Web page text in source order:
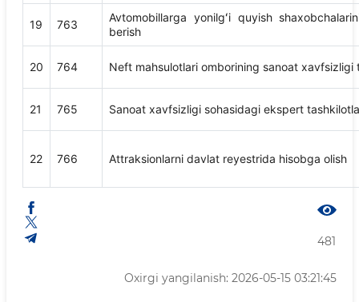
19 763
Avtomobillarga yonilgʻi quyish
berish
20 764 Neft mahsulotlari omborining sanoat xavfsizligi
21 765 Sanoat xavfsizligi sohasidagi ekspert
22 766 Attraksionlarni davlat reyestrida hisobga olish
481
Oxirgi yangilanish: 2026-05-15 03:21:45